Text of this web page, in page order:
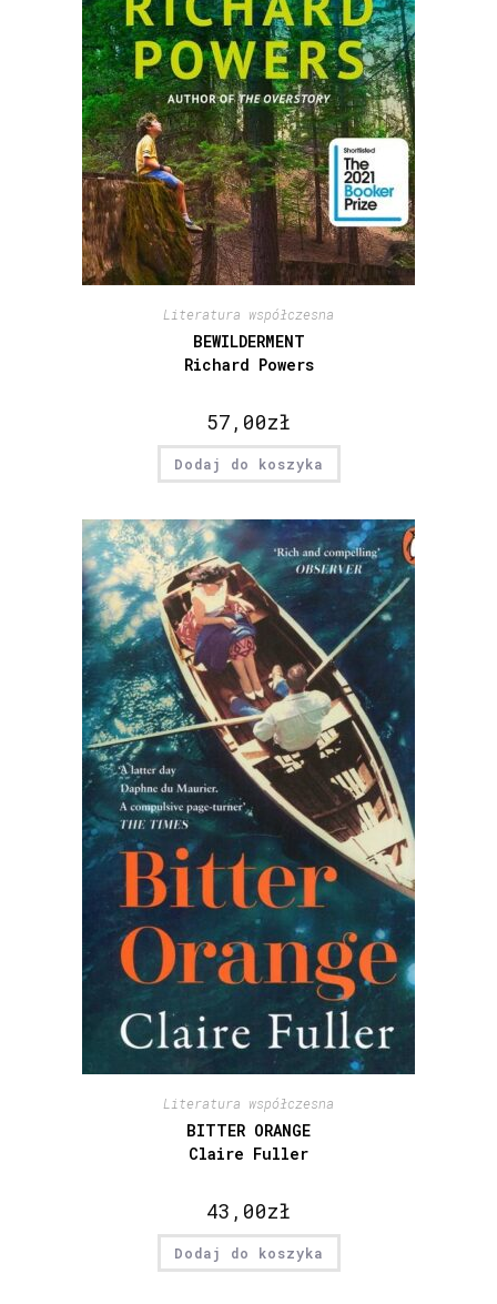
Literatura współczesna
BEWILDERMENT
Richard Powers
57,00zł
Dodaj do koszyka
Literatura współczesna
BITTER ORANGE
Claire Fuller
43,00zł
Dodaj do koszyka